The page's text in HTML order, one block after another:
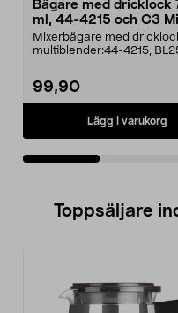
Bägare med dricklock
ml, 44-4215 och C3
Go
Mixerbägare med
multiblender:44-4215,
99,90
Lägg i varukorg
Toppsäljare